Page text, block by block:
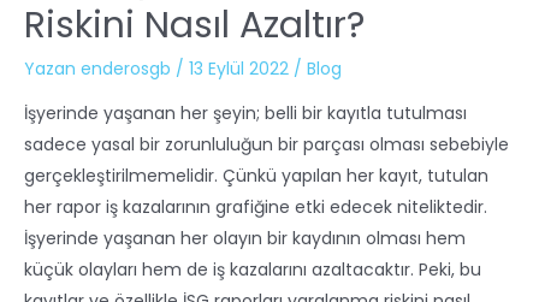
Riskini Nasıl Azaltır?
Yazan enderosgb / 13 Eylül 2022 / Blog
İşyerinde yaşanan her şeyin; belli bir kayıtla tutulması
sadece yasal bir zorunluluğun bir parçası olması sebebiyle
gerçekleştirilmemelidir. Çünkü yapılan her kayıt, tutulan
her rapor iş kazalarının grafiğine etki edecek niteliktedir.
İşyerinde yaşanan her olayın bir kaydının olması hem
küçük olayları hem de iş kazalarını azaltacaktır. Peki, bu